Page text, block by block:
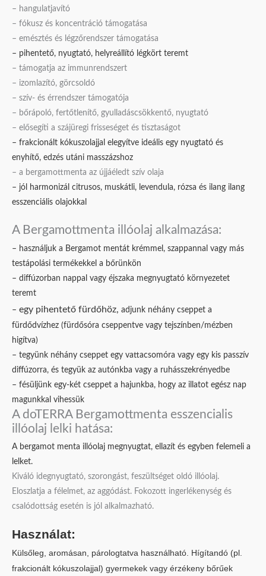
– hangulatjavító
– fókusz és koncentráció támogatása
– emésztés és légzőrendszer támogatása
– pihentető, nyugtató, helyreállító légkört teremt
– támogatja az immunrendszert
– izomlazító, görcsoldó
– szív- és érrendszer támogatója
– bőrápoló, fertőtlenítő, gyulladáscsökkentő, nyugtató
– elősegíti a szájüregi frisseséget és tisztaságot
– frakcionált kókuszolajjal elegyítve ideális egy nyugtató és
enyhítő, edzés utáni masszázshoz
– a bergamottmenta az újjáéledt szív olaja
– jól harmonizál citrusos, muskátli, levendula, rózsa és ilang ilang
esszenciális olajokkal
A Bergamottmenta illóolaj alkalmazása:
– használjuk a Bergamot mentát krémmel, szappannal vagy más
testápolási termékekkel a bőrünkön
– diffúzorban nappal vagy éjszaka megnyugtató környezetet
teremt
– egy pihentető fürdőhöz, adjunk néhány cseppet a
fürdődvízhez (fürdősóra cseppentve vagy tejszínben/mézben
higítva)
– tegyünk néhány cseppet egy vattacsomóra vagy egy kis passzív
diffúzorra, és tegyük az autónkba vagy a ruhásszekrényedbe
– fésüljünk egy-két cseppet a hajunkba, hogy az illatot egész nap
magunkkal vihessük
A doTERRA Bergamottmenta esszencialis
illóolaj lelki hatása:
A bergamot menta illóolaj megnyugtat, ellazít és egyben felemeli a
lelket.
Kiváló idegnyugtató, szorongást, feszültséget oldó illóolaj.
Eloszlatja a félelmet, az aggódást. Fokozott ingerlékenység és
csalódottság esetén is jól alkalmazható.
Használat:
Külsőleg, aromásan, párologtatva használható. Hígítandó (pl.
frakcionált kókuszolajjal) gyermekek vagy érzékeny bőrűek